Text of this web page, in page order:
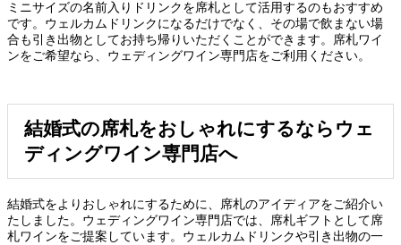
ミニサイズの名前入りドリンクを席札として活用するのもおすすめ
です。ウェルカムドリンクになるだけでなく、その場で飲まない場
合も引き出物としてお持ち帰りいただくことができます。席札ワイ
ンをご希望なら、ウェディングワイン専門店をご利用ください。
結婚式の席札をおしゃれにするならウェ
ディングワイン専門店へ
結婚式をよりおしゃれにするために、席札のアイディアをご紹介い
たしました。ウェディングワイン専門店では、席札ギフトとして席
札ワインをご提案しています。ウェルカムドリンクや引き出物の一